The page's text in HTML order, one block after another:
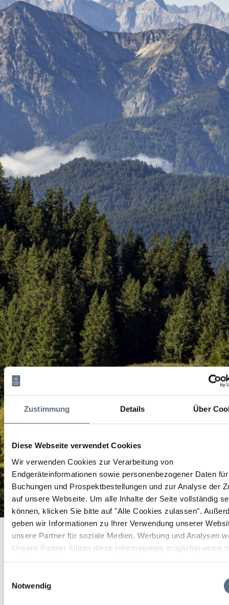
Zustimmung Details Über
Diese Webseite verwendet Cookies
Wir verwenden Cookies zur Verarbeitung von
Endgeräteinformationen sowie personenbezogener Daten
Buchungen und Prospektbestellungen und zur Analyse der
auf unsere Webseite. Um alle Inhalte der Seite vollständig
können, klicken Sie bitte auf "Alle Cookies zulassen".
geben wir Informationen zu Ihrer Verwendung unserer
unsere Partner für soziale Medien, Werbung und Analysen
Unsere Partner führen diese Informationen möglicherweise
Notwendig
Rennradrunde Team Fanatico
Startseite Rennradrunde Team Fanatico
Rennradrunde Team